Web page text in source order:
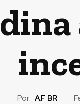
Por: AF BR